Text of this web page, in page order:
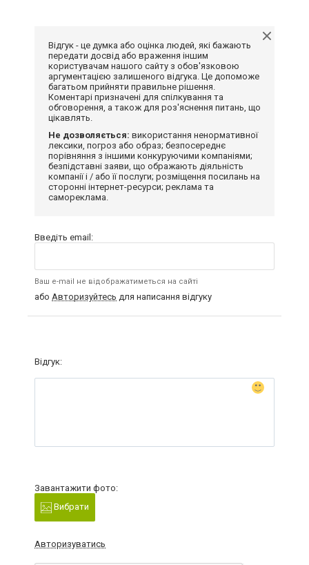
Відгук - це думка або оцінка людей, які бажають
передати досвід або враження іншим
користувачам нашого сайту з обов'язковою
аргументацією залишеного відгука. Це допоможе
багатьом прийняти правильне рішення.
Коментарі призначені для спілкування та
обговорення, а також для роз'яснення питань, що
цікавлять.
Не дозволяється: використання ненормативної
лексики, погроз або образ; безпосереднє
порівняння з іншими конкуруючими компаніями;
безпідставні заяви, що ображають діяльність
компанії і / або її послуги; розміщення посилань на
сторонні інтернет-ресурси; реклама та
самореклама.
Введіть email:
Ваш e-mail не відображатиметься на сайті
або Авторизуйтесь для написання відгуку
Відгук:
Завантажити фото:
Вибрати
Авторизуватись